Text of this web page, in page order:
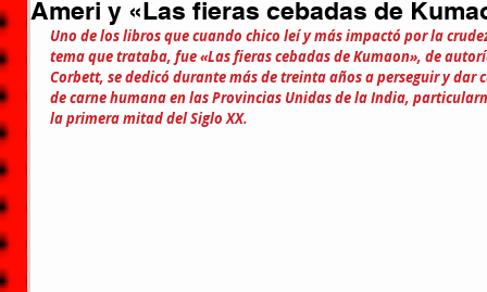
Ameri y «Las fieras cebadas de
Uno de los libros que cuando chico leí y más impactó por la
tema que trataba, fue «Las fieras cebadas de Kumaon», de
Corbett, se dedicó durante más de treinta años a perseguir y dar
de carne humana en las Provincias Unidas de la India,
la primera mitad del Siglo XX.